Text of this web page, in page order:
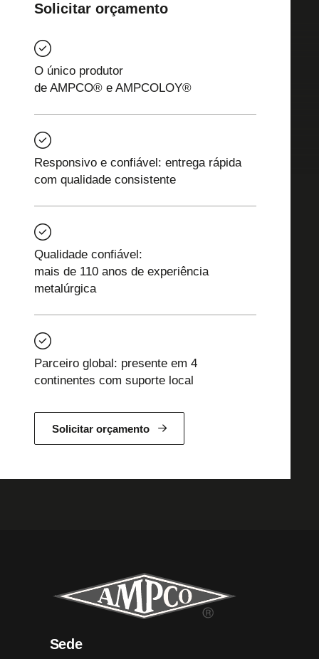
Solicitar orçamento
O único produtor
de AMPCO® e AMPCOLOY®
Responsivo e confiável: entrega rápida
com qualidade consistente
Qualidade confiável:
mais de 110 anos de experiência
metalúrgica
Parceiro global: presente em 4
continentes com suporte local
Solicitar orçamento
Sede